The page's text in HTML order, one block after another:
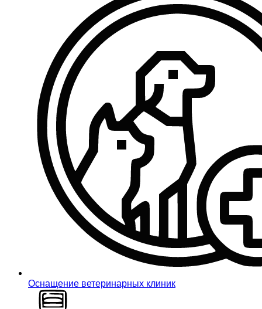
Оснащение ветеринарных клиник